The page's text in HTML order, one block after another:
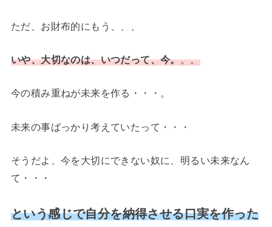
ただ、お財布的にもう、、、
いや、大切なのは、いつだって、今。。。
今の積み重ねが未来を作る・・・。
未来の事ばっかり考えていたって・・・
そうだよ、今を大切にできない奴に、明るい未来なん
て・・・
という感じで自分を納得させる口実を作った